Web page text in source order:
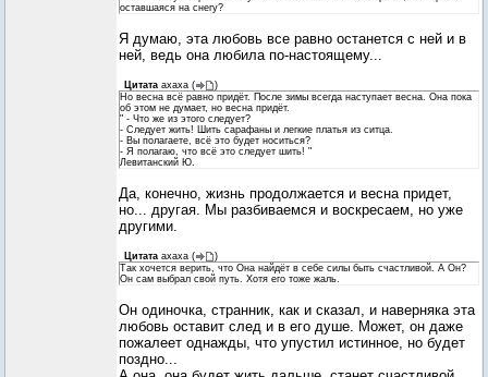
оставшаяся на снегу?
Я думаю, эта любовь все равно останется с ней и в
ней, ведь она любила по-настоящему...
Цитата ахаха (
)
Но весна всё равно придёт. После зимы всегда наступает весна. Она пока
об этом не думает, но весна придёт.
" - Что же из этого следует?
- Следует жить! Шить сарафаны и легкие платья из ситца.
- Вы полагаете, всё это будет носиться?
- Я полагаю, что всё это следует шить! "
Левитанский Ю.
Да, конечно, жизнь продолжается и весна придет,
но... другая. Мы разбиваемся и воскресаем, но уже
другими.
Цитата ахаха (
)
Так хочется верить, что Она найдёт в себе силы быть счастливой. А Он?
Он сам выбрал свой путь. Хотя его тоже жаль.
Он одиночка, странник, как и сказал, и наверняка эта
любовь оставит след и в его душе. Может, он даже
пожалеет однажды, что упустил истинное, но будет
поздно...